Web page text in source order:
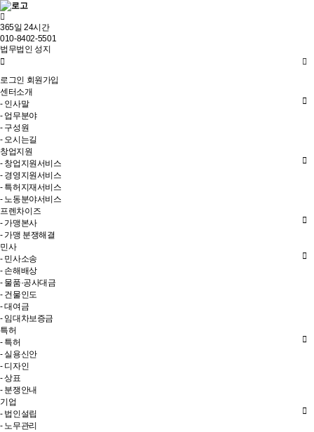
365일 24시간
010-8402-5501
법무법인 성지
로그인 회원가입
센터소개
- 인사말
- 업무분야
- 구성원
- 오시는길
창업지원
- 창업지원서비스
- 경영지원서비스
- 특허지재서비스
- 노동분야서비스
프렌차이즈
- 가맹본사
- 가맹 분쟁해결
민사
- 민사소송
- 손해배상
- 물품·공사대금
- 건물인도
- 대여금
- 임대차보증금
특허
- 특허
- 실용신안
- 디자인
- 상표
- 분쟁안내
기업
- 법인설립
- 노무관리